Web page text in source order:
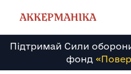
АККЕРМАНІКА
Підтримай Сили
фонд